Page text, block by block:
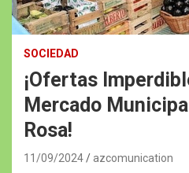
SOCIEDAD
¡Ofertas
Mercado
Rosa!
11/09/2024 azcomunication